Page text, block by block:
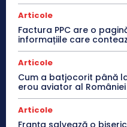
Articole
Factura PPC are o
informațiile care
Articole
Cum a batjocorit până
erou aviator al României
Articole
Franţa salvează o